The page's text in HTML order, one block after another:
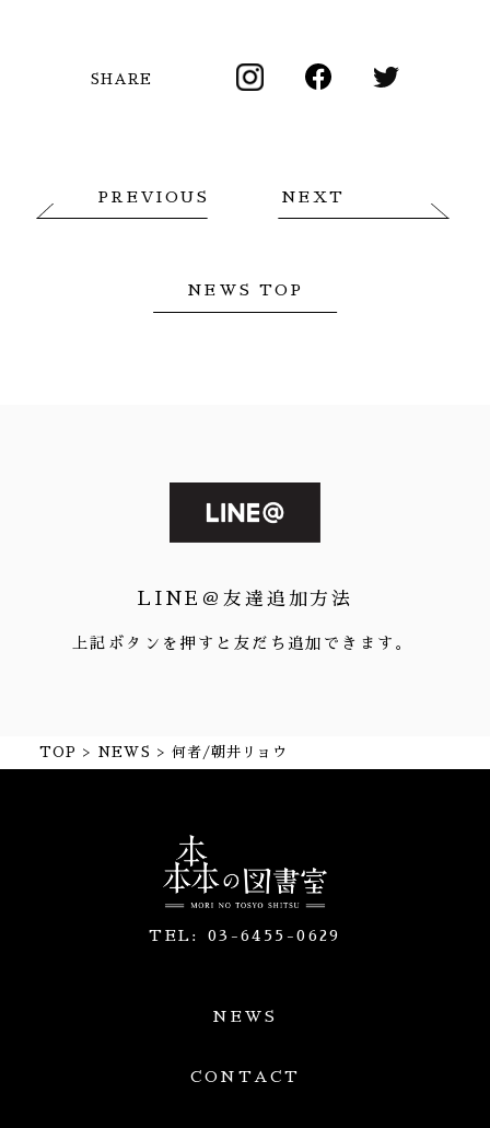
SHARE
PREVIOUS
NEWS TOP
NEXT
LINE＠友達追加方法
上記ボタンを押すと友だち追加できます。
TOP NEWS 何者/朝井リョウ
TEL: 03-6455-0629
NEWS
CONTACT